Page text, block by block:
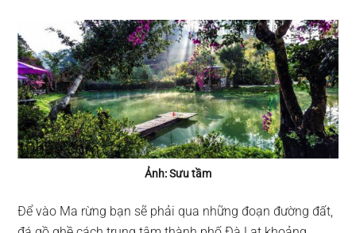
Ảnh: Sưu tầm
Để vào Ma rừng bạn sẽ phải qua những đoạn đường đất,